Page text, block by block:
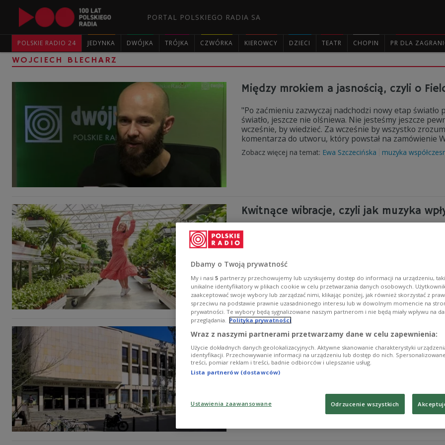
PORTAL POLSKIEGO RADIA SA
POLSKIE RADIO 24 JEDYNKA DWÓJKA TRÓJKA CZWÓRKA KIEROWCY DZIECI TEATR CHOPIN PR DLA
WOJCIECH BLECHARZ
Między mrokiem a jasnością, czyli o
"Po zaćmieniu zazwyczaj nadchodzi nowy etap światło
światło, jeszcze nie olśniewa. Nie jesteśmy jeszcze
wcześnie, by wiedzieć. Za wcześnie by wszystko
komentarza do utworu, który powstał na zamówienie
Zobacz więcej na temat: Ewa Szczecińska muzyka
Kwitnące wibracje, czyli jak muzyka
Rośliny są wrażliwe na dźwięki, a odtwarzanie im
wzrostu. Zabieranie ze sobą do filharmonii doniczki z
Studenckie koncerty - koniec z nudą
Nudne studenckie koncerty, na których adepci
przeszłości. Elektrofonia, koncert kompozytorski
Chopin University Electronic Music Studio (8.01.23),
Ewa Szczecińska Dwójka muzyka
Dbamy o Twoją prywatność
My i nasi 5 partnerzy przechowujemy lub uzyskujemy dostęp do informacji na urządzeniu,
unikalne identyfikatory w plikach cookie w celu przetwarzania danych osobowych.
zaakceptować swoje wybory lub zarządzać nimi, klikając poniżej, jak również skorzystać z
sprzeciwu na podstawie prawnie uzasadnionego interesu lub w dowolnym momencie na
prywatności. Te wybory będą sygnalizowane naszym partnerom i nie będą miały wpływu na
przeglądania. Polityka prywatności
Wraz z naszymi partnerami przetwarzamy dane w celu zapewnienia:
Użycie dokładnych danych geolokalizacyjnych. Aktywne skanowanie charakterystyki
identyfikacji. Przechowywanie informacji na urządzeniu lub dostęp do nich.
treści, pomiar reklam i treści, badnie odbiorców i ulepszanie usług.
Lista partnerów (dostawców)
Ustawienia zaawansowane Odrzucenie wszystkich